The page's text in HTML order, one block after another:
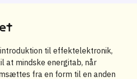
til effektelektronik,
at mindske energitab, når
fra en form til en anden